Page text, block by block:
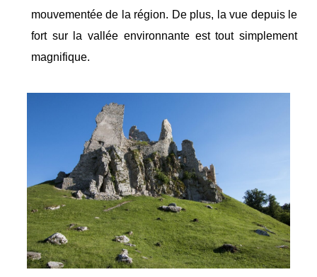
mouvementée de la région. De plus, la vue depuis le
fort sur la vallée environnante est tout simplement
magnifique.